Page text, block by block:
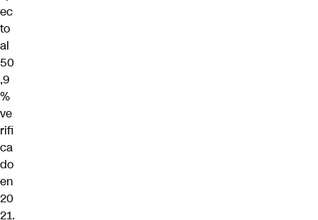
ec
to
al
50
,9
%
ve
rifi
ca
do
en
20
21.